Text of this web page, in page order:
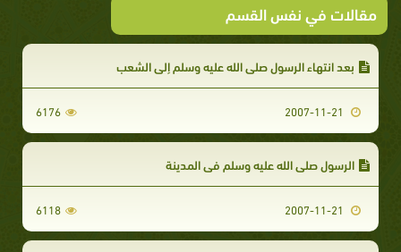
مقالات في نفس القسم
بعد انتهاء الرسول صلى الله عليه وسلم إلى الشعب‏‏
6176
الرسول صلى الله عليه وسلم في المدينة‏‏
6118